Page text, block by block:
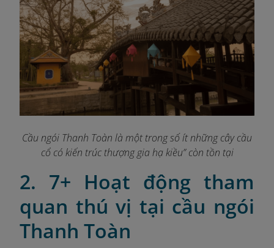
Cầu ngói Thanh Toàn là một trong số ít những cây cầu
cổ có kiến trúc thượng gia hạ kiều” còn tồn tại
2. 7+ Hoạt động tham
quan thú vị tại cầu ngói
Thanh Toàn